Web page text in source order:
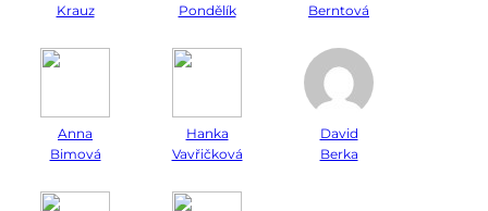
Krauz
Pondělík
Berntová
Anna
Bimová
Hanka
Vavřičková
David
Berka